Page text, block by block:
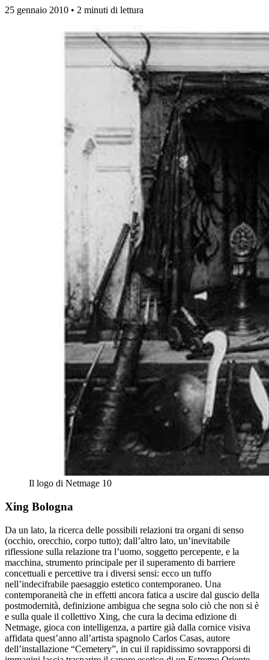
25 gennaio 2010 • 2 minuti di lettura
Il logo di Netmage 10
Xing Bologna
Da un lato, la ricerca delle possibili relazioni tra organi di senso
(occhio, orecchio, corpo tutto); dall’altro lato, un’inevitabile
riflessione sulla relazione tra l’uomo, soggetto percepente, e la
macchina, strumento principale per il superamento di barriere
concettuali e percettive tra i diversi sensi: ecco un tuffo
nell’indecifrabile paesaggio estetico contemporaneo. Una
contemporaneità che in effetti ancora fatica a uscire dal guscio della
postmodernità, definizione ambigua che segna solo ciò che non si è
e sulla quale il collettivo Xing, che cura la decima edizione di
Netmage, gioca con intelligenza, a partire già dalla cornice visiva
affidata quest’anno all’artista spagnolo Carlos Casas, autore
dell’installazione “Cemetery”, in cui il rapidissimo sovrapporsi di